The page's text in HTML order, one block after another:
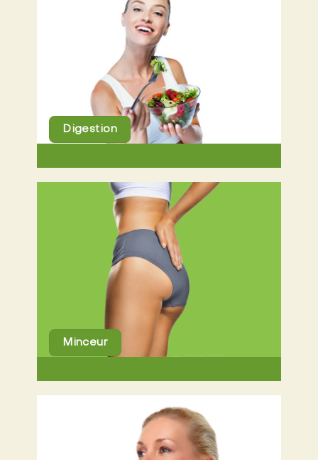
Digestion
Minceur